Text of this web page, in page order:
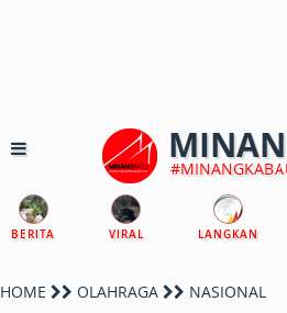
BERITA VIRAL LANGKAN
HOME OLAHRAGA NASIONAL